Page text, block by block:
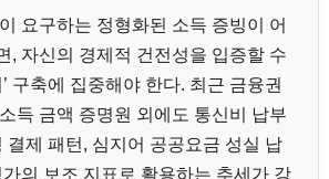
요구하는 정형화된 소득 증빙이 어
, 자신의 경제적 건전성을 입증할 수
구축에 집중해야 한다. 최근 금융권
득 금액 증명원 외에도 통신비 납부
결제 패턴, 심지어 공공요금 성실 납
의 보조 지표로 활용하는 추세가 강